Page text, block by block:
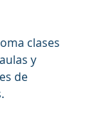
clases
y
de